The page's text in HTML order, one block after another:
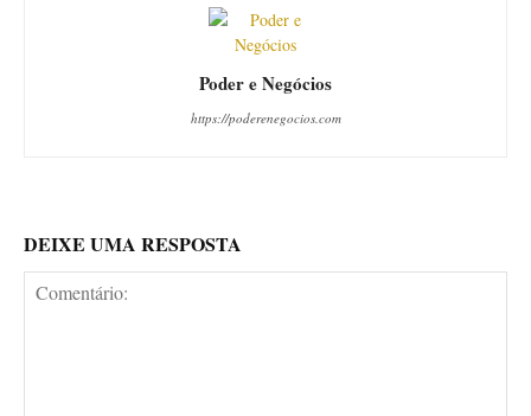
Poder e Negócios
https://poderenegocios.com
DEIXE UMA RESPOSTA